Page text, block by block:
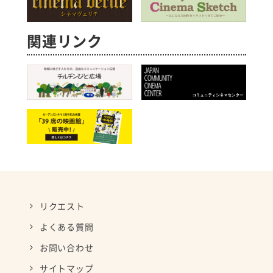
関連リンク
リクエスト
よくある質問
お問い合わせ
サイトマップ